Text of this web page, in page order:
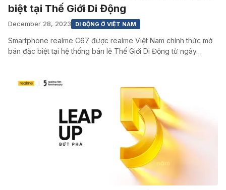
biệt tại Thế Giới Di Động
December 28, 2023 DI ĐỘNG Ở VIỆT NAM
Smartphone realme C67 được realme Việt Nam chính thức mở
bán đặc biệt tại hệ thống bán lẻ Thế Giới Di Động từ ngày…